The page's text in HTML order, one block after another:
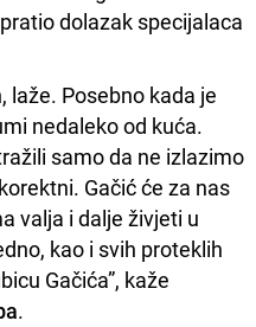
dolazak specijalaca
laže. Posebno kada je
nedaleko od kuća.
samo da ne izlazimo
Gačić će za nas
valja i dalje živjeti u
kao i svih proteklih
Gačića”, kaže
.